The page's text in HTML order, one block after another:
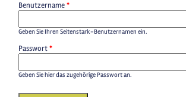
Benutzername*
Geben Sie Ihren Seitenstark-Benutzernamen ein.
Passwort*
Geben Sie hier das zugehörige Passwort an.